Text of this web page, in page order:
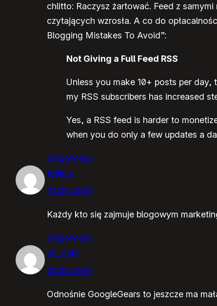
chlitto: Raczysz żartować. Feed z
czytających wzrosła. A co do
Blogging Mistakes To Avoid”:
Not Giving a Full Feed RSS
Unless you make 10+ posts per
my RSS subscribers has increased
Yes, a RSS feed is harder to
when you do only a few updates a
Odpowiedz
Bellois
31/05/2007
Każdy kto się zajmuje blogowym
Odpowiedz
mr_Zola
01/06/2007
Odnośnie GoogleGears to jeszcze ma